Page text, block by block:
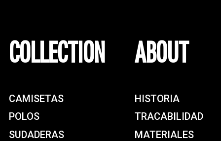
COLLECTION
CAMISETAS
POLOS
SUDADERAS
ABOUT
HISTORIA
TRACABILIDAD
MATERIALES